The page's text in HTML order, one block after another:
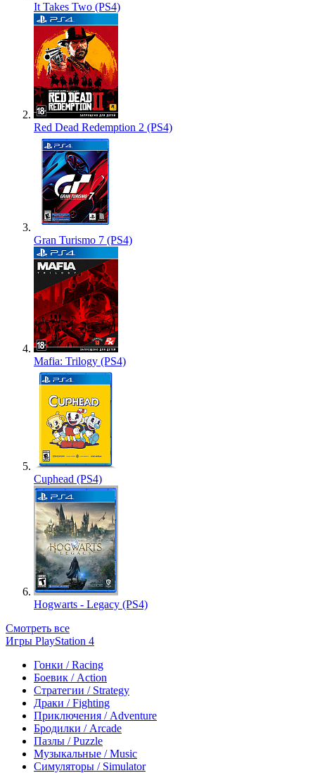
It Takes Two (PS4)
Red Dead Redemption 2 (PS4)
Gran Turismo 7 (PS4)
Mafia: Trilogy (PS4)
Cuphead (PS4)
Hogwarts - Legacy (PS4)
Смотреть все
Игры PlayStation 4
Гонки / Racing
Боевик / Action
Стратегии / Strategy
Драки / Fighting
Приключения / Adventure
Бродилки / Arcade
Пазлы / Puzzle
Музыкальные / Music
Симуляторы / Simulator